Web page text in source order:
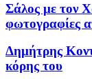
Σάλος με τον
φωτογραφίες
Δημήτρης
κόρης του